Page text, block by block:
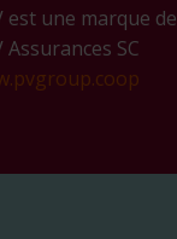
est une marque de
Assurances SC